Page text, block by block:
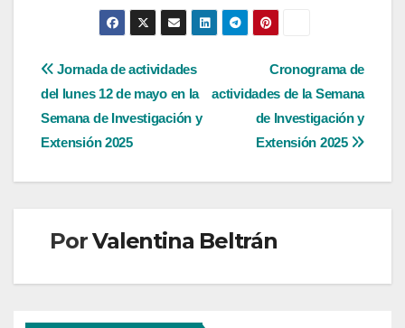
Navegación
de
entradas
Cronograma de
actividades de la Semana
de Investigación y
Extensión 2025
Jornada de actividades
del lunes 12 de mayo en la
Semana de Investigación y
Extensión 2025
PorValentina Beltrán